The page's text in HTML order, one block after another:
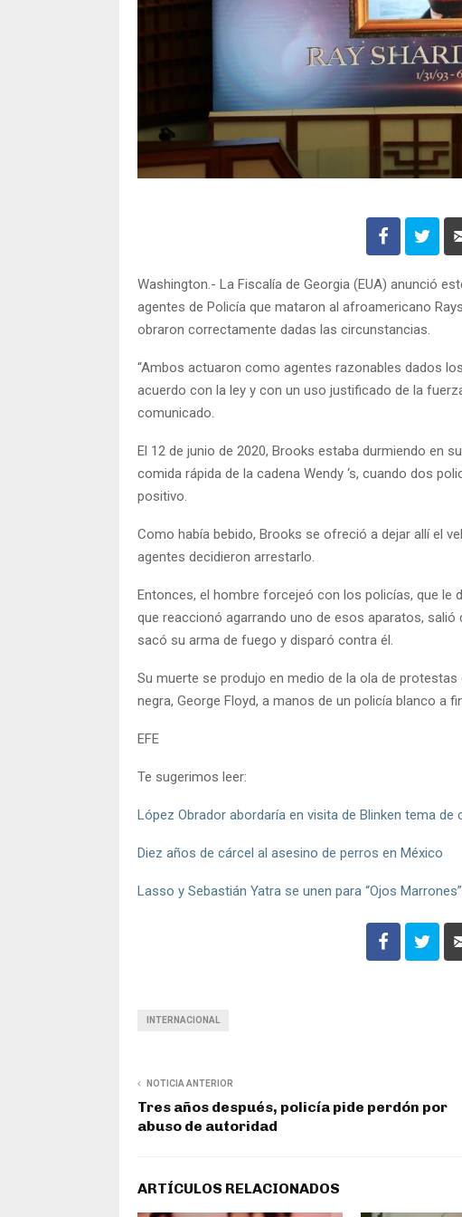
Washington.- La Fiscalía de Georgia (EUA) anunció
agentes de Policía que mataron al afroamericano
obraron correctamente dadas las circunstancias.
“Ambos actuaron como agentes razonables dados
acuerdo con la ley y con un uso justificado de la
comunicado.
El 12 de junio de 2020, Brooks estaba durmiendo en
comida rápida de la cadena Wendy ‘s, cuando dos
positivo.
Como había bebido, Brooks se ofreció a dejar allí el
agentes decidieron arrestarlo.
Entonces, el hombre forcejeó con los policías, que
que reaccionó agarrando uno de esos aparatos,
sacó su arma de fuego y disparó contra él.
Su muerte se produjo en medio de la ola de
negra, George Floyd, a manos de un policía blanco a
EFE
Te sugerimos leer:
López Obrador abordaría en visita de Blinken tema de
Diez años de cárcel al asesino de perros en México
Lasso y Sebastián Yatra se unen para “Ojos Marrones”
INTERNACIONAL
NOTICIA ANTERIOR
Tres años después, policía pide perdón por
abuso de autoridad
ARTÍCULOS RELACIONADOS